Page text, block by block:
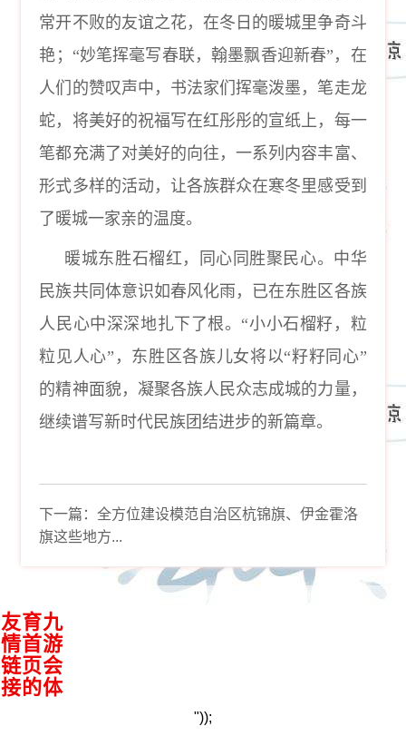
常开不败的友谊之花，在冬日的暖城里争奇斗
艳；“妙笔挥毫写春联，翰墨飘香迎新春”，在
人们的赞叹声中，书法家们挥毫泼墨，笔走龙
蛇，将美好的祝福写在红彤彤的宣纸上，每一
笔都充满了对美好的向往，一系列内容丰富、
形式多样的活动，让各族群众在寒冬里感受到
了暖城一家亲的温度。
暖城东胜石榴红，同心同胜聚民心。中华
民族共同体意识如春风化雨，已在东胜区各族
人民心中深深地扎下了根。 “小小石榴籽，粒
粒见人心”，东胜区各族儿女将以“籽籽同心”
的精神面貌，凝聚各族人民众志成城的力量，
继续谱写新时代民族团结进步的新篇章。
下一篇：全方位建设模范自治区杭锦旗、伊金霍洛
旗这些地方...
九
游
会
体
育
首
页
的
友
情
链
"));